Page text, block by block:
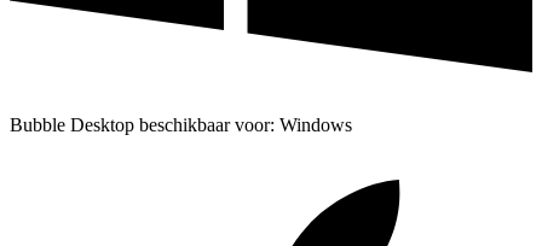
Bubble Desktop beschikbaar voor: Windows